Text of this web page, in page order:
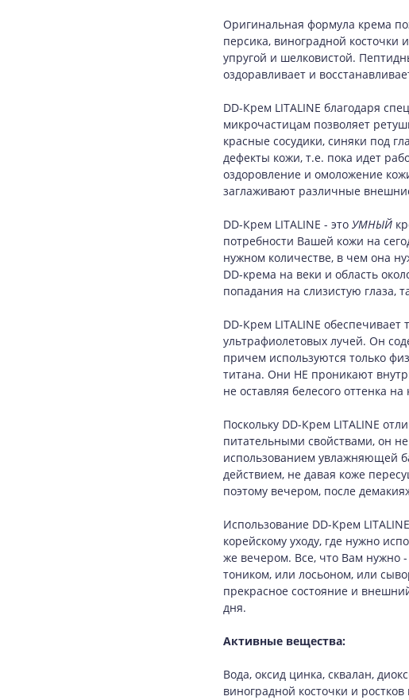
Оригинальная формула крема
персика, виноградной
упругой и шелковистой.
оздоравливает и
DD-Крем LITALINE благодаря
микрочастицам позволяет
красные сосудики, синяки под
дефекты кожи, т.е. пока идет
оздоровление и омоложение
заглаживают различные
DD-Крем LITALINE - это УМНЫЙ
потребности Вашей кожи на
нужном количестве, в чем она
DD-крема на веки и область
попадания на слизистую глаза,
DD-Крем LITALINE обеспечивает
ультрафиолетовых лучей. Он
причем используются только
титана. Они НЕ проникают
не оставляя белесого оттенка на
Поскольку DD-Крем LITALINE
питательными свойствами, он
использованием увлажняющей
действием, не давая коже
поэтому вечером, после
Использование DD-Крем
корейскому уходу, где нужно
же вечером. Все, что Вам нужно
тоником, или лосьоном, или
прекрасное состояние и
дня.
Активные вещества:
Вода, оксид цинка, сквалан,
виноградной косточки и